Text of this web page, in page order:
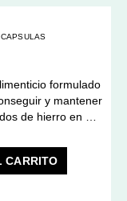
formulado
y mantener
de hierro en …
CARRITO